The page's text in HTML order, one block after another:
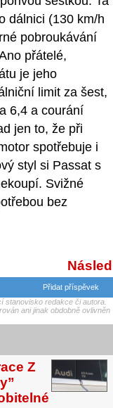
dálnici (130 km/h
pobroukávání
přátelé,
je jeho
limit za šest,
6,4 a courání
jen to, že při
spotřebuje i
styl si Passat s
Svižné
bez
Přidat příspěvek
stanovisko redakce či autora.
ani jinak obdobně ovlivněn
Z